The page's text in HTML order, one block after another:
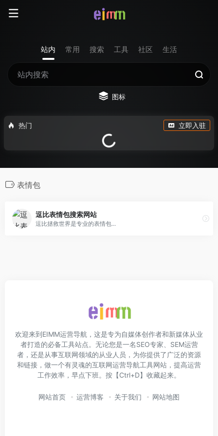
站内 常用 搜索 工具 社区 生活
图标
热门 立即入驻
表情包
逗比表情包搜索网站
逗比拯救世界是专业的表情包...
欢迎来到EIMM运营导航，这是专为自媒体创作者和新媒体从业
者打造的必备工具站点。无论您是一名SEO专家、SEM运营
者，还是从事互联网领域的从业人员，为你提供了广泛的资源
和链接，做一个有灵魂的互联网运营导航工具网站，提高运营
工作效率，早点下班。按【Ctrl+D】收藏起来。
网站首页 运营博客 关于我们 网站地图